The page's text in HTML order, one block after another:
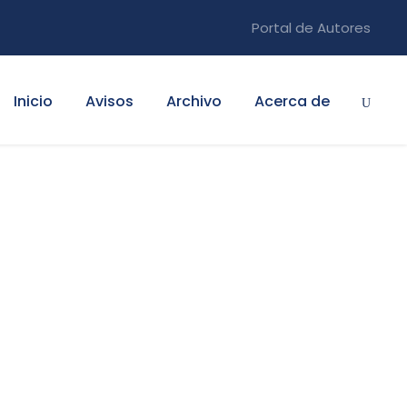
Portal de Autores
Inicio Avisos Archivo Acerca de